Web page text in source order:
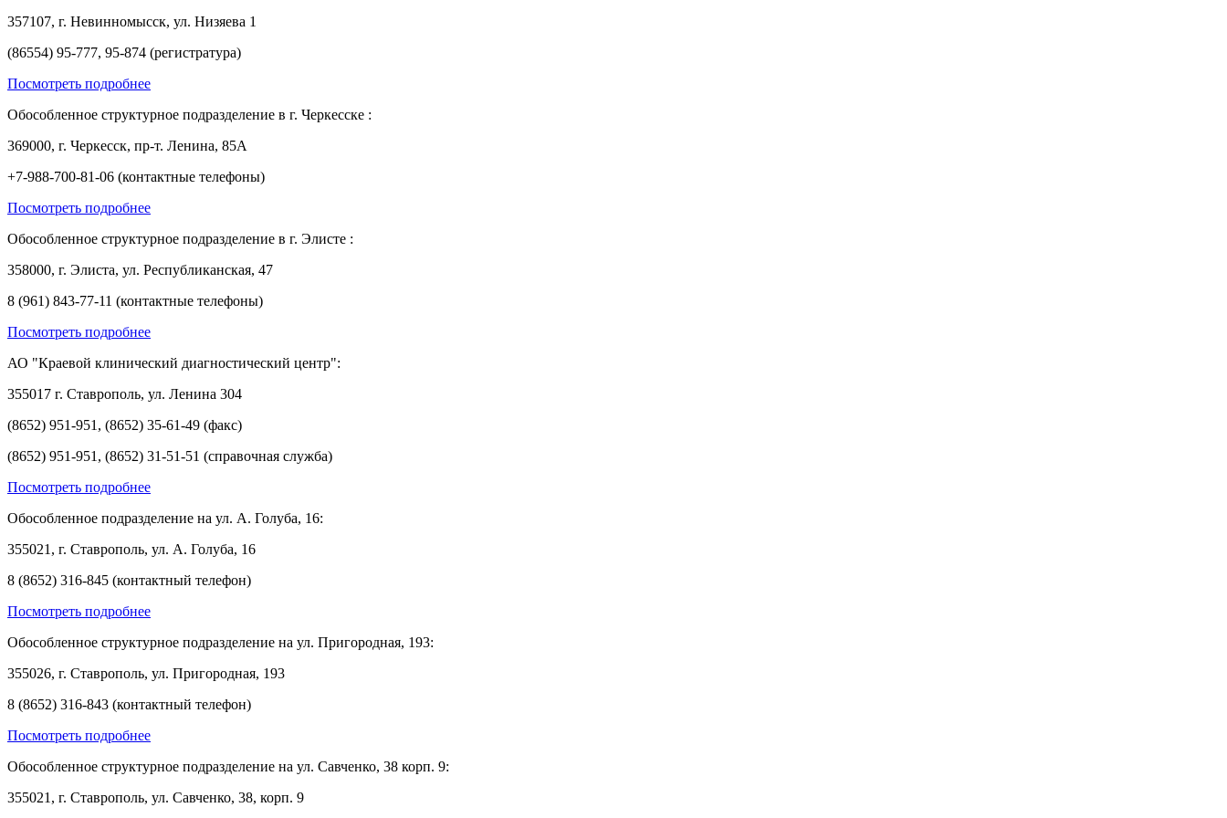
357107, г. Невинномысск, ул. Низяева 1
(86554) 95-777, 95-874 (регистратура)
Посмотреть подробнее
Обособленное структурное подразделение в г. Черкесске :
369000, г. Черкесск, пр-т. Ленина, 85А
+7-988-700-81-06 (контактные телефоны)
Посмотреть подробнее
Обособленное структурное подразделение в г. Элисте :
358000, г. Элиста, ул. Республиканская, 47
8 (961) 843-77-11 (контактные телефоны)
Посмотреть подробнее
АО "Краевой клинический диагностический центр":
355017 г. Ставрополь, ул. Ленина 304
(8652) 951-951, (8652) 35-61-49 (факс)
(8652) 951-951, (8652) 31-51-51 (справочная служба)
Посмотреть подробнее
Обособленное подразделение на ул. А. Голуба, 16:
355021, г. Ставрополь, ул. А. Голуба, 16
8 (8652) 316-845 (контактный телефон)
Посмотреть подробнее
Обособленное структурное подразделение на ул. Пригородная, 193:
355026, г. Ставрополь, ул. Пригородная, 193
8 (8652) 316-843 (контактный телефон)
Посмотреть подробнее
Обособленное структурное подразделение на ул. Савченко, 38 корп. 9:
355021, г. Ставрополь, ул. Савченко, 38, корп. 9